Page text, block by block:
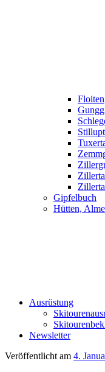
Gipfelbuch
Hütten,
Ausrüstung
Newsletter
Veröffentlicht am 4.